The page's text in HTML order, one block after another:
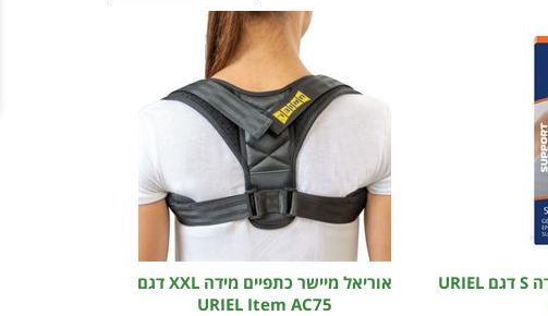
אוריאל מיישר כתפיים מידה S דגם URIEL
אוריאל מיישר כתפיים מידה XXL דגם
URIEL Item AC75